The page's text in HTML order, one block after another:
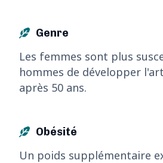
Genre
Les femmes sont plus
hommes de développer
après 50 ans.
Obésité
Un poids supplémentaire